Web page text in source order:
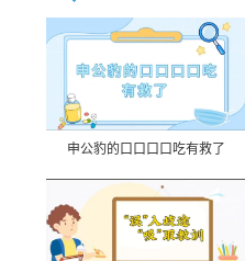
氧性脑病等引起的植物状态多
刺激引导下痉挛肌肉毒毒素精
5.三维步态分析；6.虚拟现实康
康复机器人治疗；9.促淋巴回
便控制技术。 诊疗地址及联系
院病区：12号楼康复楼2楼-4楼
申公豹的口口口口吃有救了